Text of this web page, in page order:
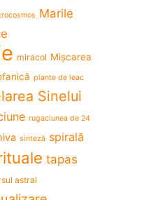
Marile
miracol Mișcarea
plante de leac
Sinelui
rugaciunea de 24
sinteză spirală
tapas
astral